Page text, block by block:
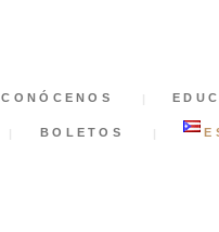
CONÓCENOS
BOLETOS
CONÓCENOS
EDUCACIÓN